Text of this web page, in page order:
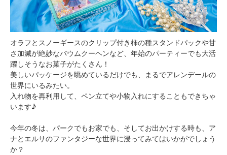
オラフとスノーギースのクリップ付き柿の種スタンドパックや甘
さ加減が絶妙なバウムクーヘンなど、年始のパーティーでも大活
躍しそうなお菓子がたくさん！
美しいパッケージを眺めているだけでも、まるでアレンデールの
世界にいるみたい。
入れ物を再利用して、ペン立てや小物入れにすることもできちゃ
います♪
今年の冬は、パークでもお家でも、そしてお出かけする時も、ア
ナとエルサのファンタジーな世界に浸ってみてはいかがでしょう
か？